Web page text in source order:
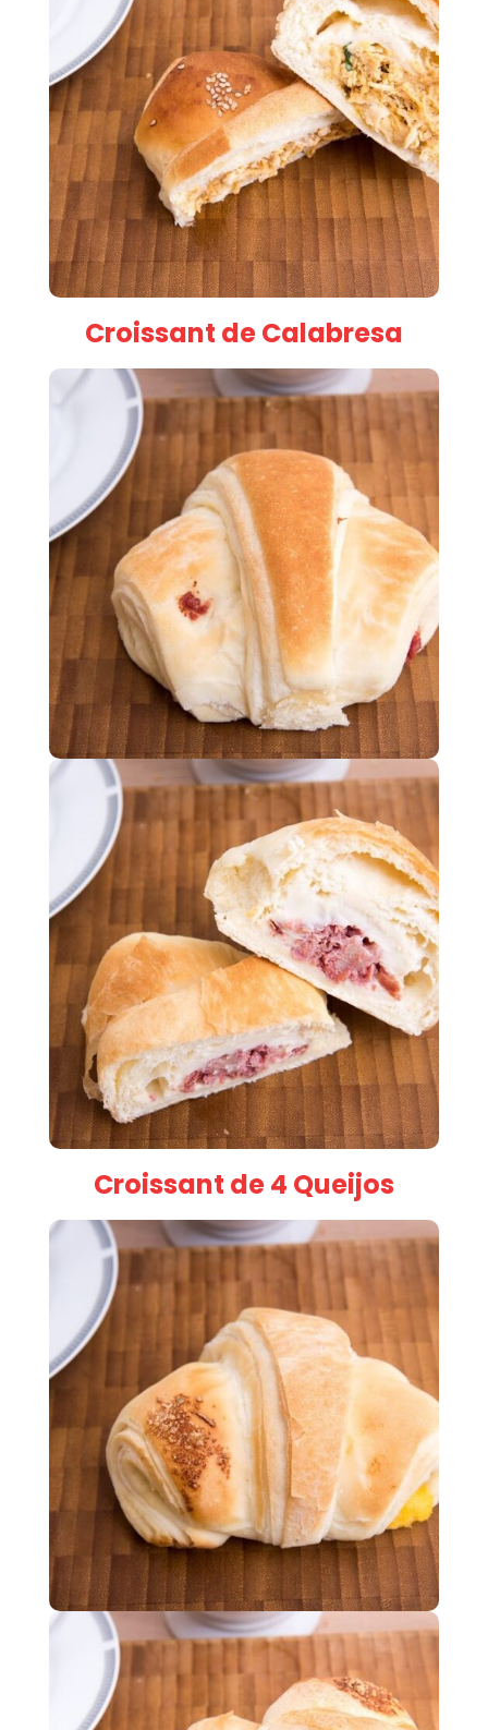
Croissant de Calabresa
Croissant de 4 Queijos